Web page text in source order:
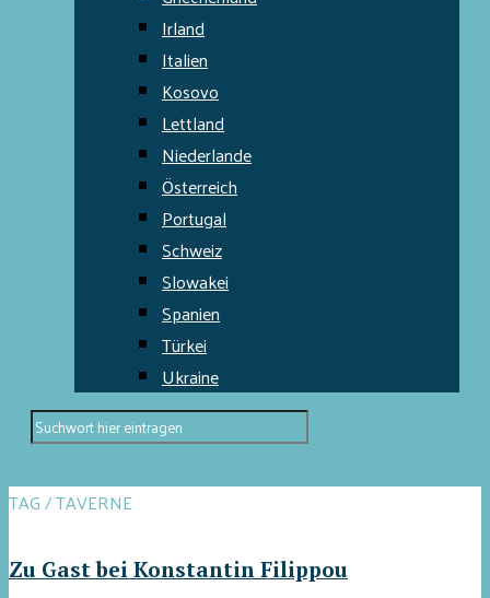
Irland
Italien
Kosovo
Lettland
Niederlande
Österreich
Portugal
Schweiz
Slowakei
Spanien
Türkei
Ukraine
TAG / TAVERNE
Zu Gast bei Konstantin Filippou